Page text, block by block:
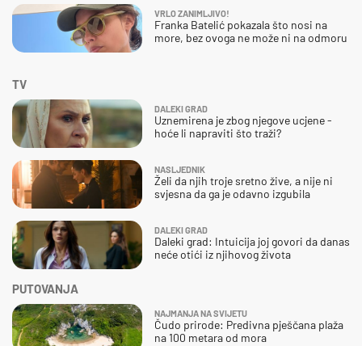
VRLO ZANIMLJIVO!
Franka Batelić pokazala što nosi na
more, bez ovoga ne može ni na odmoru
TV
DALEKI GRAD
Uznemirena je zbog njegove ucjene -
hoće li napraviti što traži?
NASLJEDNIK
Želi da njih troje sretno žive, a nije ni
svjesna da ga je odavno izgubila
DALEKI GRAD
Daleki grad: Intuicija joj govori da danas
neće otići iz njihovog života
PUTOVANJA
NAJMANJA NA SVIJETU
Čudo prirode: Predivna pješčana plaža
na 100 metara od mora